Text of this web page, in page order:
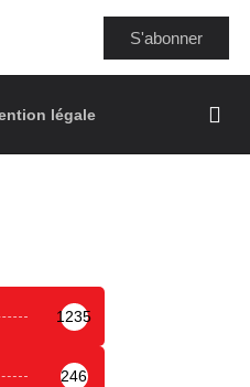
S'abonner
légale
1235
246